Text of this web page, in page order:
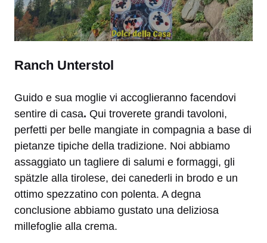
Ranch Unterstol
Guido e sua moglie vi accoglieranno facendovi
sentire di casa. Qui troverete grandi tavoloni,
perfetti per belle mangiate in compagnia a base di
pietanze tipiche della tradizione. Noi abbiamo
assaggiato un tagliere di salumi e formaggi, gli
spätzle alla tirolese, dei canederli in brodo e un
ottimo spezzatino con polenta. A degna
conclusione abbiamo gustato una deliziosa
millefoglie alla crema.